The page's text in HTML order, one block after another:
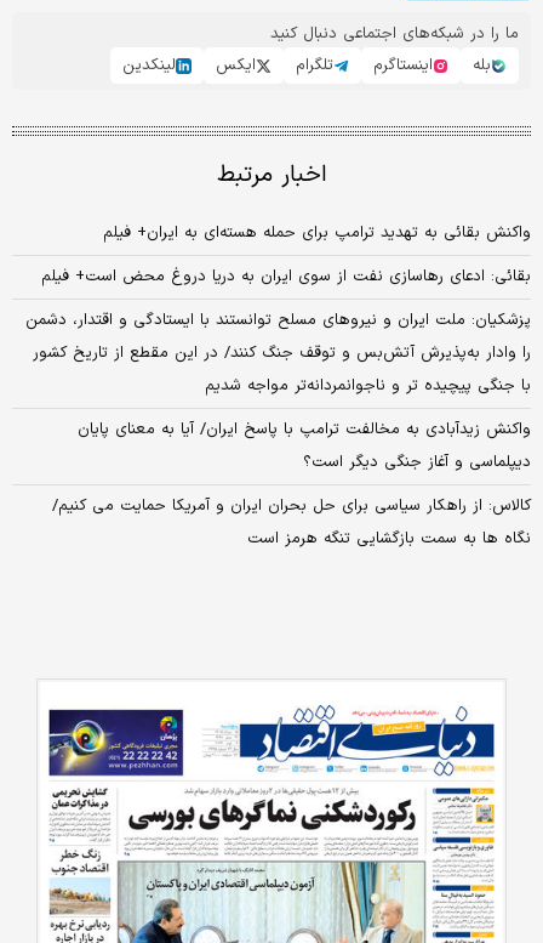
ما را در شبکه‌های اجتماعی دنبال کنید
بله
اینستاگرم تلگرام ایکس لینکدین
اخبار مرتبط
واکنش بقائی به تهدید ترامپ برای حمله هسته‌ای به ایران+ فیلم
بقائی: ادعای رهاسازی نفت از سوی ایران به دریا دروغ محض است+ فیلم
پزشکیان: ملت ایران و نیروهای مسلح توانستند با ایستادگی و اقتدار، دشمن
را وادار به‌پذیرش آتش‌بس و توقف جنگ کنند/ در این مقطع از تاریخ کشور
با جنگی پیچیده تر و ناجوانمردانه‌تر مواجه شدیم
واکنش زیدآبادی به مخالفت ترامپ با پاسخ ایران/ آیا به معنای پایان
دیپلماسی و آغاز جنگی دیگر است؟
کالاس: از راهکار سیاسی برای حل بحران ایران و آمریکا حمایت می کنیم/
نگاه ها به سمت بازگشایی تنگه هرمز است